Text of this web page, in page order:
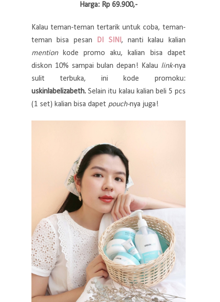
Harga: Rp 69.900,-
Kalau teman-teman tertarik untuk coba, teman-
teman bisa pesan
DI SINI , nanti kalau kalian
mention
kode promo aku, kalian bisa dapet
diskon 10% sampai bulan depan! Kalau link-nya
sulit terbuka, ini kode promoku:
uskinlabelizabeth.Selain itu kalau kalian beli 5 pcs
(1 set) kalian bisa dapet pouch-nya juga!